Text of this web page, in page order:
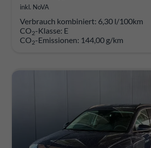
inkl. NoVA
Verbrauch kombiniert: 6,30 l/100km
CO2-Klasse: E
CO2-Emissionen: 144,00 g/km